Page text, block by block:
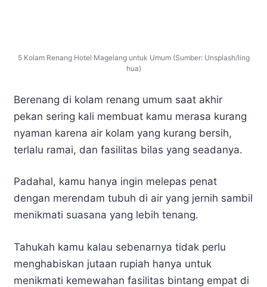
5 Kolam Renang Hotel Magelang untuk Umum (Sumber: Unsplash/ling
hua)
Berenang di kolam renang umum saat akhir
pekan sering kali membuat kamu merasa kurang
nyaman karena air kolam yang kurang bersih,
terlalu ramai, dan fasilitas bilas yang seadanya.
Padahal, kamu hanya ingin melepas penat
dengan merendam tubuh di air yang jernih sambil
menikmati suasana yang lebih tenang.
Tahukah kamu kalau sebenarnya tidak perlu
menghabiskan jutaan rupiah hanya untuk
menikmati kemewahan fasilitas bintang empat di